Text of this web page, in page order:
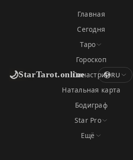
🌙StarTarot.online
Главная
Сегодня
Таро
Гороскоп
Синастрия
Натальная карта
Бодиграф
Star Pro
Ещё
RU